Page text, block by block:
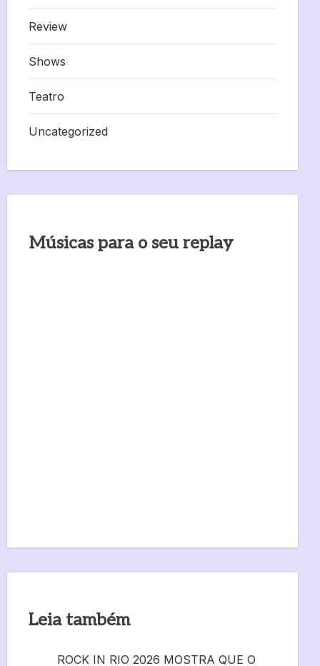
Review
Shows
Teatro
Uncategorized
Músicas para o seu replay
Leia também
ROCK IN RIO 2026 MOSTRA QUE O